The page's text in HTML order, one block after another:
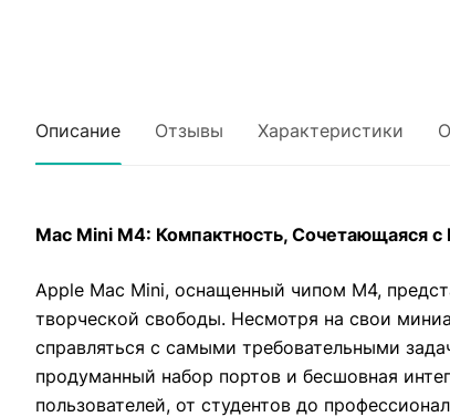
Описание Отзывы Характеристики
Mac Mini M4: Компактность, Сочетающаяся
Apple Mac Mini, оснащенный чипом M4,
творческой свободы. Несмотря на свои
справляться с самыми требовательными
продуманный набор портов и бесшовная
пользователей, от студентов до